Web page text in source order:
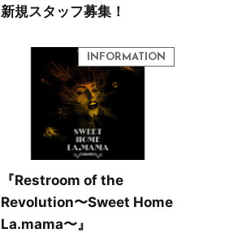
新規スタッフ募集！
『Restroom of the
Revolution〜Sweet Home
La.mama〜』